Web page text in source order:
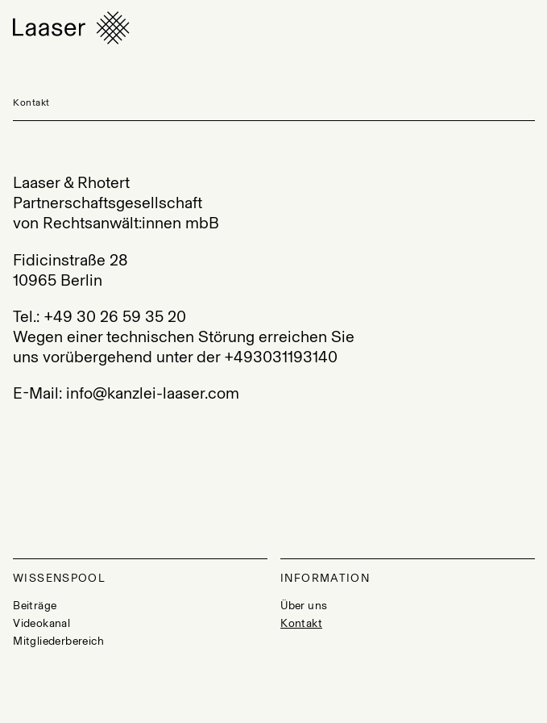
Kontakt
Laaser & Rhotert
Partnerschaftsgesellschaft
von Rechtsanwält:innen mbB
Fidicinstraße 28
10965 Berlin
Tel.: +49 30 26 59 35 20
Wegen einer technischen Störung erreichen Sie
unsvorübergehend unter der +493031193140
E-Mail: info@kanzlei-laaser.com
WISSENSPOOL
Beiträge
Videokanal
Mitgliederbereich
INFORMATION
Über uns
Kontakt